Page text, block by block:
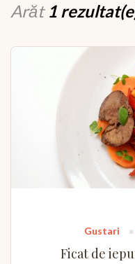
Arăt 1
Gustari
Ficat de